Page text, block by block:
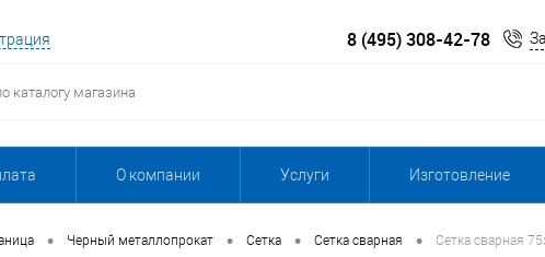
8 (495) 308-42-78
О компании Услуги Изготовление
• Черный металлопрокат • Сетка • Сетка сварная • Сетка сварная